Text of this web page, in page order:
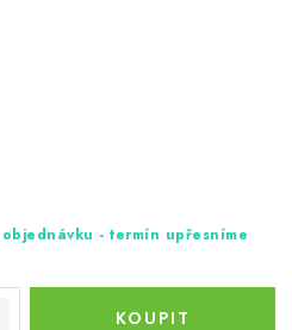
- termín upřesníme